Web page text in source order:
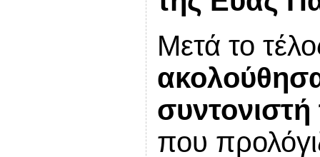
Μετά το
που